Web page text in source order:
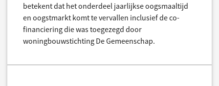
betekent dat het onderdeel jaarlijkse oogsmaaltijd
en oogstmarkt komt te vervallen inclusief de co-
financiering die was toegezegd door
woningbouwstichting De Gemeenschap.